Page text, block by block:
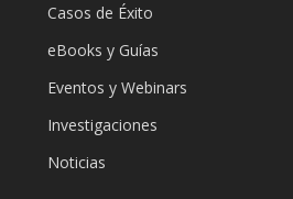
Casos de Éxito
eBooks y Guías
Eventos y Webinars
Investigaciones
Noticias